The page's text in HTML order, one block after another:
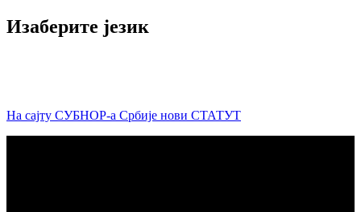
Изаберите језик
На сајту СУБНОР-а Србије нови СТАТУТ